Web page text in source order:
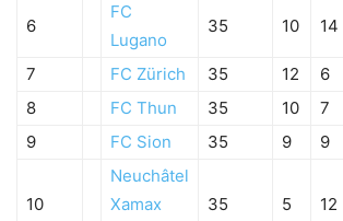
6
FC
Lugano
35 10 14
7 FC Zürich 35 12 6
8
FC Thun 35 10 7
9
FC Sion 35 9 9
10
Neuchâtel
Xamax
35 5 12